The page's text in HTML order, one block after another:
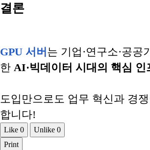
결론
GPU 서버 는 기업·연구소·공공
한 AI·빅데이터 시대의 핵심 인
도입만으로도 업무 혁신과 경
합니다!
Like 0 Unlike 0
Print